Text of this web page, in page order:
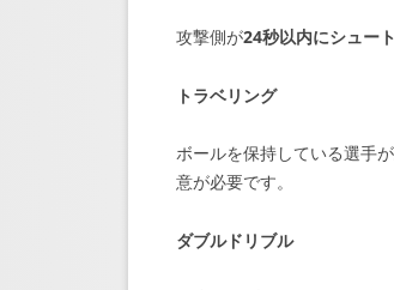
攻撃側が24秒以内にシュー
トラベリング
ボールを保持している選手が
意が必要です。
ダブルドリブル